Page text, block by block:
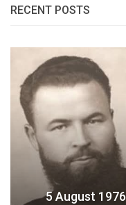
RECENT POSTS
5 August